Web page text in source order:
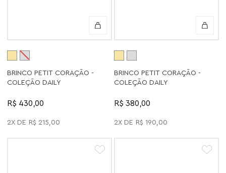
BRINCO PETIT CORAÇÃO -
COLEÇÃO DAILY
R$ 430,00
2 R$ 215,00
BRINCO PETIT CORAÇÃO -
COLEÇÃO DAILY
R$ 380,00
2 R$ 190,00